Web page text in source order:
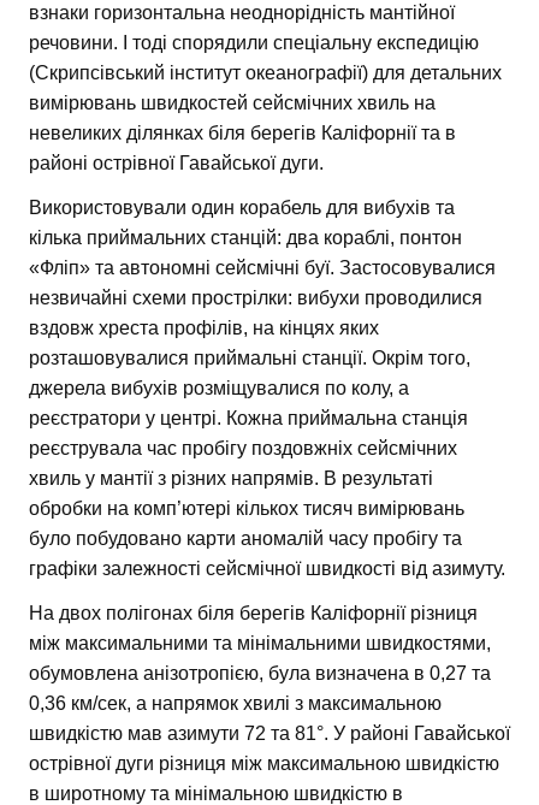
взнаки горизонтальна неоднорідність мантійної
речовини. І тоді спорядили спеціальну експедицію
(Скрипсівський інститут океанографії) для детальних
вимірювань швидкостей сейсмічних хвиль на
невеликих ділянках біля берегів Каліфорнії та в
районі острівної Гавайської дуги.
Використовували один корабель для вибухів та
кілька приймальних станцій: два кораблі, понтон
«Фліп» та автономні сейсмічні буї. Застосовувалися
незвичайні схеми прострілки: вибухи проводилися
вздовж хреста профілів, на кінцях яких
розташовувалися приймальні станції. Окрім того,
джерела вибухів розміщувалися по колу, а
реєстратори у центрі. Кожна приймальна станція
реєструвала час пробігу поздовжніх сейсмічних
хвиль у мантії з різних напрямів. В результаті
обробки на комп’ютері кількох тисяч вимірювань
було побудовано карти аномалій часу пробігу та
графіки залежності сейсмічної швидкості від азимуту.
На двох полігонах біля берегів Каліфорнії різниця
між максимальними та мінімальними швидкостями,
обумовлена анізотропією, була визначена в 0,27 та
0,36 км/сек, а напрямок хвилі з максимальною
швидкістю мав азимути 72 та 81°. У районі Гавайської
острівної дуги різниця між максимальною швидкістю
в широтному та мінімальною швидкістю в